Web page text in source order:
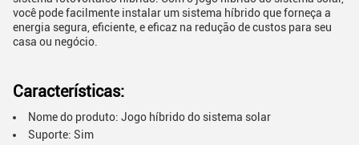
você pode facilmente instalar um sistema híbrido que forneça a
energia segura, eficiente, e eficaz na redução de custos para seu
casa ou negócio.
Características:
Nome do produto: Jogo híbrido do sistema solar
Suporte: Sim